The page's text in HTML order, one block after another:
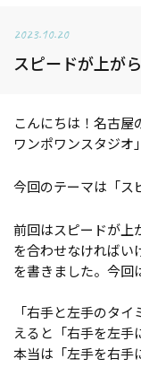
2023.10.20
スピードが上が
こんにちは！名古屋
ワンポワンスタジオ
今回のテーマは「ス
前回はスピードが上
を合わせなければい
を書きました。今回
「右手と左手のタ
えると「右手を左手
本当は「左手を右手